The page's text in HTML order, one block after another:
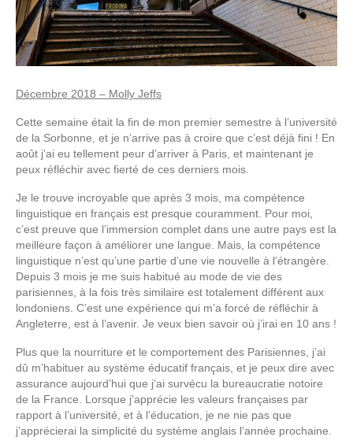
Décembre 2018 – Molly Jeffs
Cette semaine était la fin de mon premier semestre à l’université
de la Sorbonne, et je n’arrive pas à croire que c’est déjà fini ! En
août j’ai eu tellement peur d’arriver à Paris, et maintenant je
peux réfléchir avec fierté de ces derniers mois.
Je le trouve incroyable que après 3 mois, ma compétence
linguistique en français est presque couramment. Pour moi,
c’est preuve que l’immersion complet dans une autre pays est la
meilleure façon à améliorer une langue. Mais, la compétence
linguistique n’est qu’une partie d’une vie nouvelle à l’étrangère.
Depuis 3 mois je me suis habitué au mode de vie des
parisiennes, à la fois très similaire est totalement différent aux
londoniens. C’est une expérience qui m’a forcé de réfléchir à
Angleterre, est à l’avenir. Je veux bien savoir où j’irai en 10 ans !
Plus que la nourriture et le comportement des Parisiennes, j’ai
dû m’habituer au système éducatif français, et je peux dire avec
assurance aujourd’hui que j’ai survécu la bureaucratie notoire
de la France. Lorsque j’apprécie les valeurs françaises par
rapport à l’université, et à l’éducation, je ne nie pas que
j’apprécierai la simplicité du système anglais l’année prochaine.